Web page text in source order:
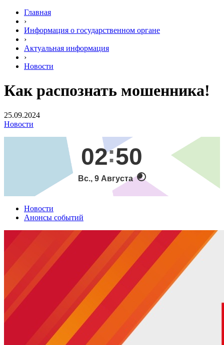
Главная
›
Информация о государственном органе
›
Актуальная информация
›
Новости
Как распознать мошенника!
25.09.2024
Новости
02 50
Вс., 9 Августа
Новости
Анонсы событий